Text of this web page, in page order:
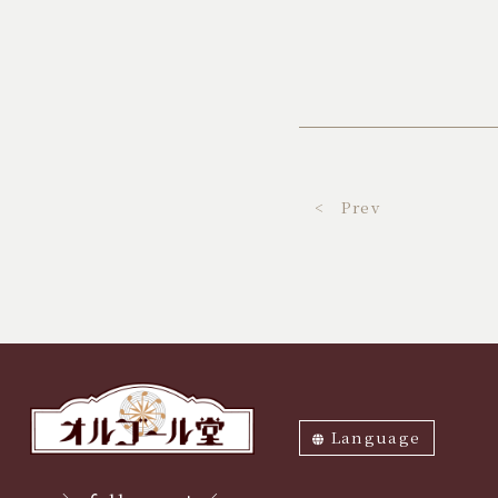
< Prev
Language